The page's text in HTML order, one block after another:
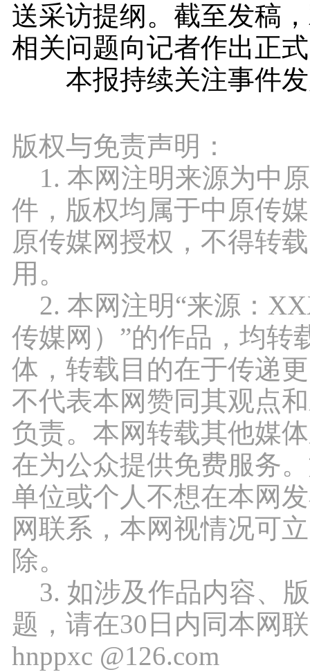
送采访提纲。截至发稿
相关问题向记者作出正
本报持续关注事件发
版权与免责声明：
1. 本网注明来源为中
件，版权均属于中原传
原传媒网授权，不得转
用。
2. 本网注明“来源：
传媒网）”的作品，均转
体，转载目的在于传递
不代表本网赞同其观点
负责。本网转载其他媒
在为公众提供免费服务
单位或个人不想在本网
网联系，本网视情况可
除。
3. 如涉及作品内容、
题，请在30日内同本网
hnppxc @126.com